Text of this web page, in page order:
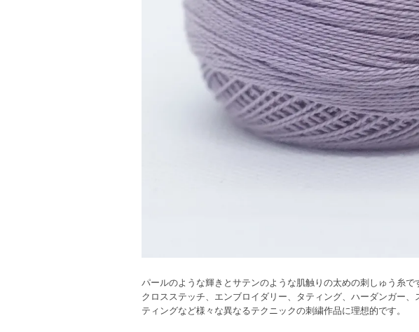
パールのような輝きとサテンのような肌触りの太めの刺しゅう糸で
クロスステッチ、エンブロイダリー、タティング、ハーダンガー
ティングなど様々な異なるテクニックの刺繍作品に理想的です。